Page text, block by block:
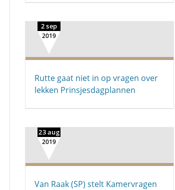
2 sep
2019
Rutte gaat niet in op vragen over
lekken Prinsjesdagplannen
23 aug
2019
Van Raak (SP) stelt Kamervragen